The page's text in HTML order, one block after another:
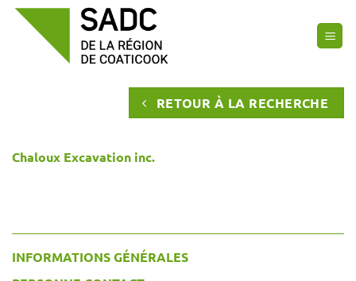
Passer
RETOUR À LA RECHERCHE
Chaloux Excavation inc.
INFORMATIONS GÉNÉRALES